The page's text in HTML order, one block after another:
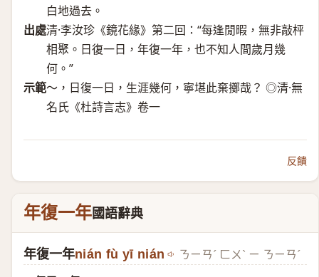
白地過去。
出處清·李汝珍《鏡花緣》第二回：“每逢閒暇，無非敲枰
相聚。日復一日，年復一年，也不知人間歲月幾
何。”
示範～，日復一日，生涯幾何，寧堪此棄擲哉？ ◎清·無
名氏《杜詩言志》卷一
反饋
年復一年國語辭典
年復一年nián fù yī nián ㄋㄧㄢˊ ㄈㄨˋ ㄧ ㄋㄧㄢˊ